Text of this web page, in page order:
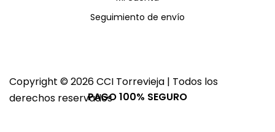
Seguimiento de envío
Copyright © 2026 CCI Torrevieja | Todos los
derechos reservadosPAGO 100% SEGURO